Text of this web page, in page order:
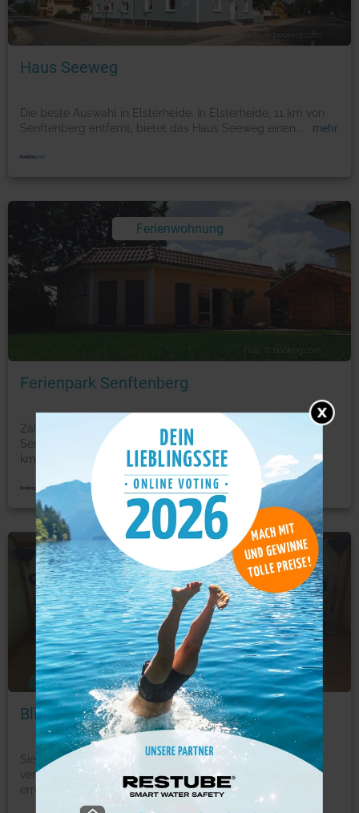
Foto: © booking.com
Haus Seeweg
Die beste Auswahl in Elsterheide. In Elsterheide, 11 km von
Senftenberg entfernt, bietet das Haus Seeweg einen
mehr
Ferienwohnung
Foto: © booking.com
Ferienpark Senftenberg
Zählt zu den Bestsellern in Senftenberg Der Ferienpark
Senftenberg liegt in Senftenberg in Brandenburg, 10
km
Ferienwohnung
Foto: © booking.com
Blick zum See
Sie wohnen in Laasow in Brandenburg. Das Blick zum See
verfügt über einen Balkon und Seeblick. Cottbus
erreich
mehr